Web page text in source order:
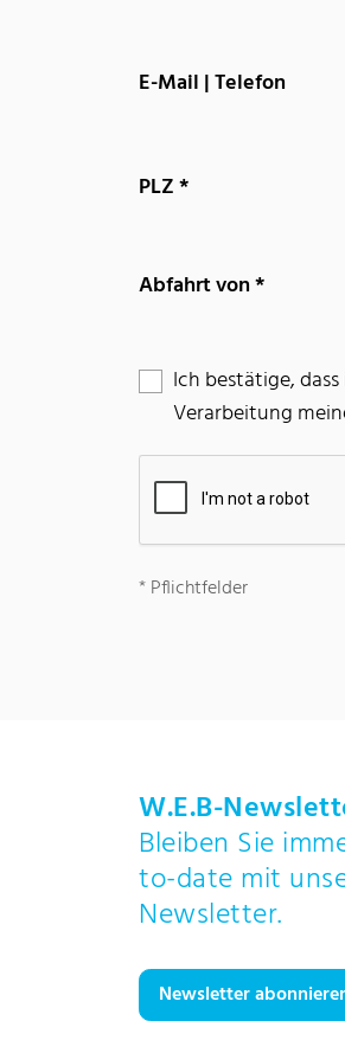
E-Mail | Telefon
PLZ*
Abfahrt von*
Ich bestätige,
Verarbeitung
*Pflichtfelder
W.E.B-
Bleiben Sie
to-date mit
Newsletter.
Newsletter